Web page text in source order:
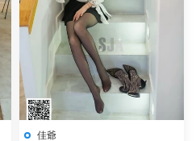
佳爺